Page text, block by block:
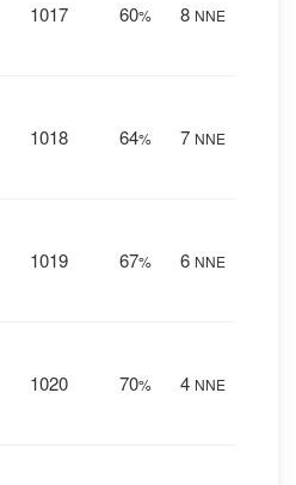
1017 60% 8 NNE
1018 64% 7 NNE
1019 67% 6 NNE
1020 70% 4 NNE